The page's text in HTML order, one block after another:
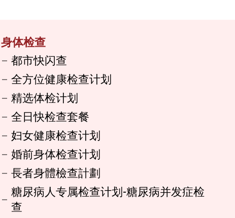
身体检查
都市快闪查
全方位健康检查计划
精选体检计划
全日快检查套餐
妇女健康检查计划
婚前身体检查计划
長者身體檢查計劃
糖尿病人专属检查计划-糖尿病并发症检
查